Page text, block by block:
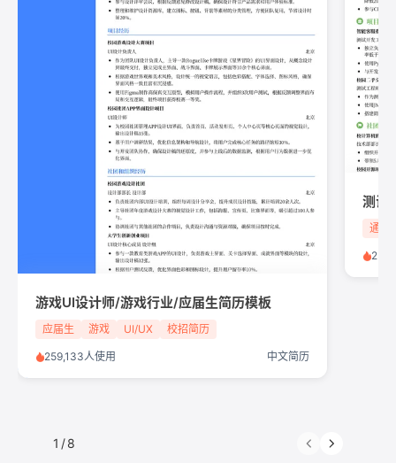
游戏UI设计师/游戏行业/应届生简历模板
应届生 游戏 UI/UX 校招简历
259,133人使用 中文简历
测试
通信
1 /8